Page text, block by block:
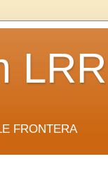
FRONTERA